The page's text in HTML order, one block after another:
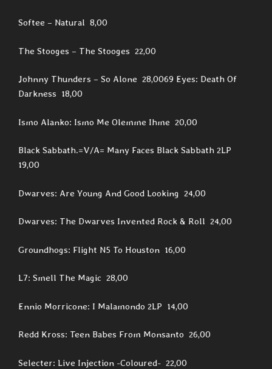
Softee – Natural 8,00
The Stooges – The Stooges 22,00
Johnny Thunders – So Alone 28,0069 Eyes: Death Of
Darkness 18,00
Ismo Alanko: Ismo Me Olemme Ihme 20,00
Black Sabbath.=V/A= Many Faces Black Sabbath 2LP
19,00
Dwarves: Are Young And Good Looking 24,00
Dwarves: The Dwarves Invented Rock & Roll 24,00
Groundhogs: Flight N5 To Houston 16,00
L7: Smell The Magic 28,00
Ennio Morricone: I Malamondo 2LP 14,00
Redd Kross: Teen Babes From Monsanto 26,00
Selecter: Live Injection -Coloured- 22,00